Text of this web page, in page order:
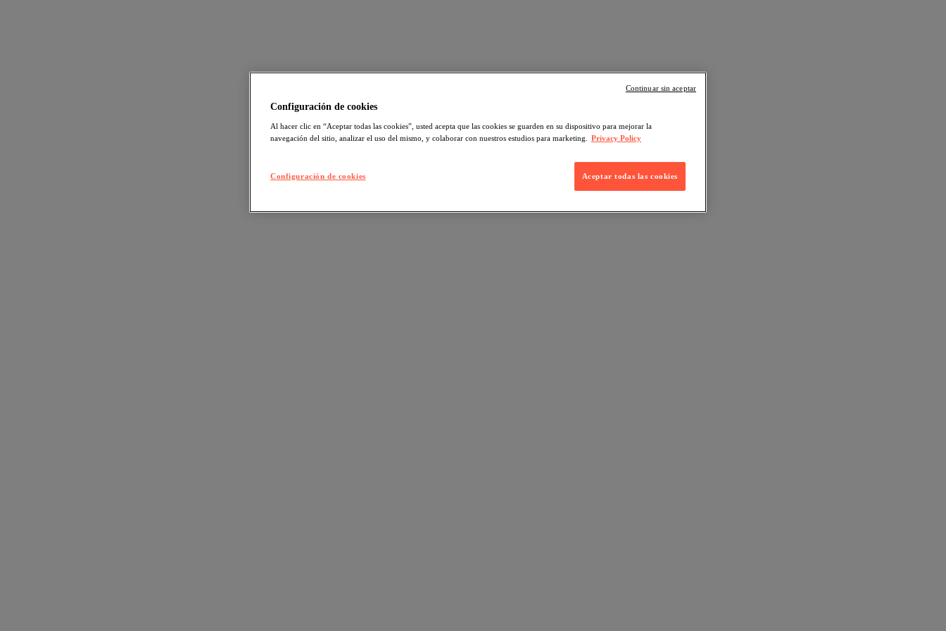
Configuración de cookies
Al hacer clic en “Aceptar todas las cookies”, usted acepta que las cookies se guarden en su dispositivo para mejorar la
navegación del sitio, analizar el uso del mismo, y colaborar con nuestros estudios para marketing.
Privacy Policy
Configuración de cookies Aceptar todas las cookies
Continuar sin aceptar